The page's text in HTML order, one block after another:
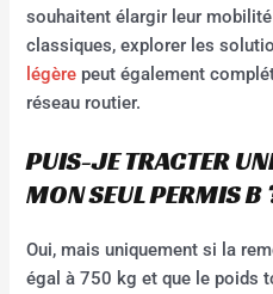
souhaitent élargir leur
classiques, explorer les
légère peut également
réseau routier.
PUIS-JE TRACTER
MON SEUL PERMIS B
Oui, mais uniquement si la
égal à 750 kg et que le poids